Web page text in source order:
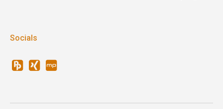
Socials